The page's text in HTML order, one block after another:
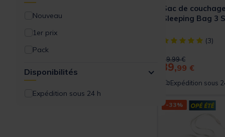
SELECTION
SERT
Nouveau
1er prix
Pack
Disponibilités
Expédition sous 24 h
Sac de
Sleeping Bag 3
[object Object]
(3)
Price reduced from
79,99 €to
39,99 €
Expédition sous
-33%